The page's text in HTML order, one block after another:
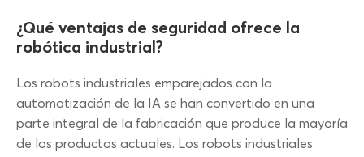
¿Qué ventajas de seguridad ofrece la
robótica industrial?
Los robots industriales emparejados con la
automatización de la IA se han convertido en una
parte integral de la fabricación que produce la mayoría
de los productos actuales. Los robots industriales